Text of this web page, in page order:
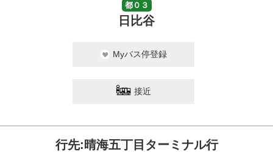
都０３
日比谷
Myバス停登録
接近
行先:晴海五丁目ターミナル行